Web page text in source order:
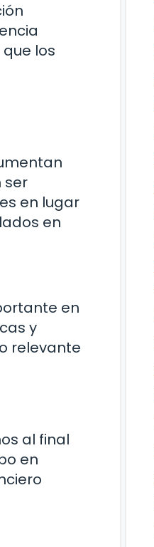
los
ser
en lugar
en
en
y
relevante
al final
en